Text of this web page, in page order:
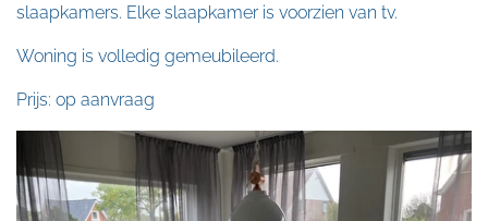
slaapkamers. Elke slaapkamer is voorzien van tv.
Woning is volledig gemeubileerd.
Prijs: op aanvraag